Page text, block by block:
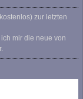
zur letzten
mir die neue von